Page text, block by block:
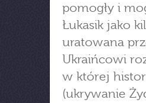
pomogły i
Łukasik jako
uratowana
Ukraińcowi
w której
(ukrywanie